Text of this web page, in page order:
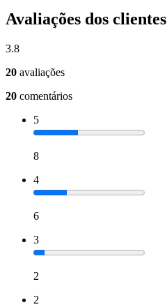
Avaliações dos clientes
3.8
20 avaliações
20 comentários
5
8
4
6
3
2
2